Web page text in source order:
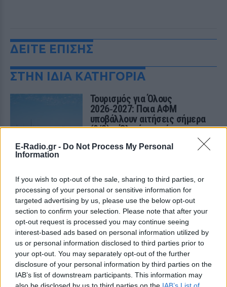
E-Radio.gr - Do Not Process My Personal
Information
If you wish to opt-out of the sale, sharing to third parties, or
processing of your personal or sensitive information for
targeted advertising by us, please use the below opt-out
section to confirm your selection. Please note that after your
opt-out request is processed you may continue seeing
interest-based ads based on personal information utilized by
us or personal information disclosed to third parties prior to
your opt-out. You may separately opt-out of the further
disclosure of your personal information by third parties on the
IAB’s list of downstream participants. This information may
also be disclosed by us to third parties on the IAB’s List of
ΔΕΙΤΕ ΕΠΙΣΗΣ
ΣΤΗΝ ΙΔΙΑ ΚΑΤΗΓΟΡΙΑ
Τουρισμός για Όλους
2026‑2027: Ποια ΑΦΜ
υποβάλλουν αιτήσεις σήμερα
(9/8) – Όλα όσα πρέπει να
ΠΡΙΝ 10 ΏΡΕΣ
έως 600 ευρώ ανάλογα με την κατηγορία
δικαιούχου και την περίοδο διαμονής.
4χρονος στην Πάρο:
Ανθρωποκτονία από αμέλεια
στο beach bar ‑ Τι έδειξε η
έρευνα
ΠΡΙΝ 10 ΏΡΕΣ
Γονείς και ιδιοκτήτης του beach bar στη
φημισμένη παραλία της Πάρου
αντιμετωπίζουν κατηγορίες μετά τον